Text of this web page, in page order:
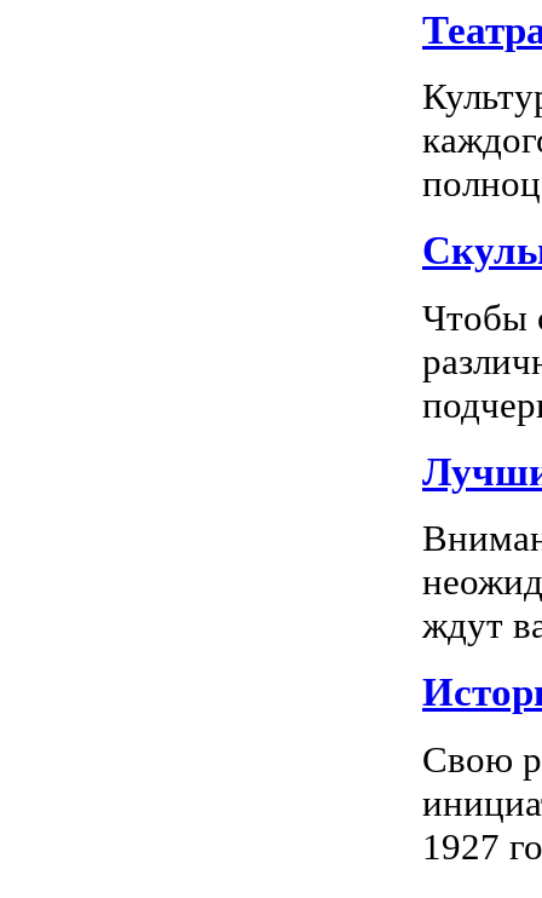
Чтобы
ждут
Свою
1927